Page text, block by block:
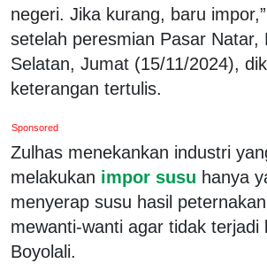
negeri. Jika kurang, baru
setelah peresmian Pasar Natar,
Selatan, Jumat (15/11/2024),
keterangan tertulis.
Sponsored
Zulhas menekankan industri
melakukan impor susu hanya
menyerap susu hasil
mewanti-wanti agar tidak terjadi
Boyolali.